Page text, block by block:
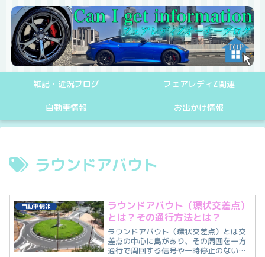
雑記・近況ブログ フェアレディZ関連
自動車情報 お出かけ情報
ラウンドアバウト
自動車情報
ラウンドアバウト（環状交差点）
とは？その通行方法とは？
ラウンドアバウト（環状交差点）とは交
差点の中心に島があり、その周囲を一方
通行で周回する信号や一時停止のない交